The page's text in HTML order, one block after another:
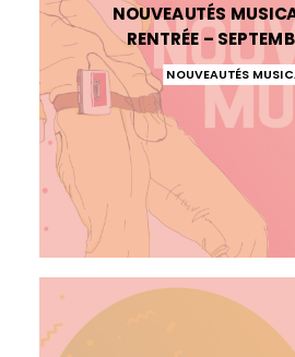
NOUVEAUTÉS
RENTRÉE –
NOUVEAUTÉS